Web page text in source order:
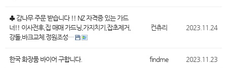
♣ 감나무 주문 받습니다 !! NZ 자격증 있는 가드
너!! 이사전후,집 매매 가드닝,가지치기,잡초제거,
강돌,바크교체.정원조성…
컨츄리 2023.11.24
한국 화장품 바이어 구합니다. findme 2023.11.23